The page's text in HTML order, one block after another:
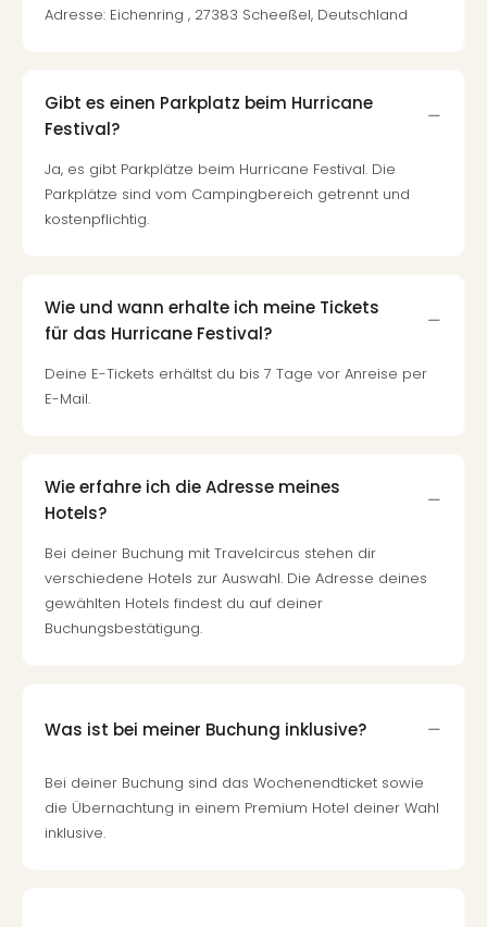
Adresse: Eichenring , 27383 Scheeßel, Deutschland
Gibt es einen Parkplatz beim Hurricane
Festival?
Ja, es gibt Parkplätze beim Hurricane Festival. Die
Parkplätze sind vom Campingbereich getrennt und
kostenpflichtig.
Wie und wann erhalte ich meine Tickets
für das Hurricane Festival?
Deine E-Tickets erhältst du bis 7 Tage vor Anreise per
E-Mail.
Wie erfahre ich die Adresse meines
Hotels?
Bei deiner Buchung mit Travelcircus stehen dir
verschiedene Hotels zur Auswahl. Die Adresse deines
gewählten Hotels findest du auf deiner
Buchungsbestätigung.
Was ist bei meiner Buchung inklusive?
Bei deiner Buchung sind das Wochenendticket sowie
die Übernachtung in einem Premium Hotel deiner Wahl
inklusive.